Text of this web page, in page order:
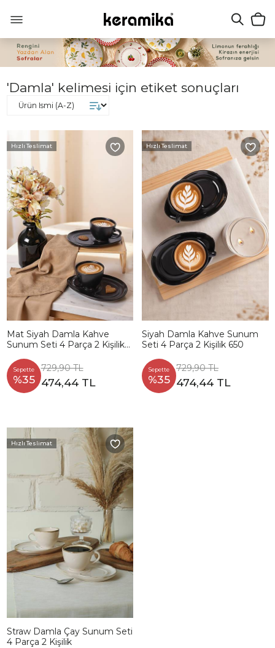
'Damla' kelimesi için etiket sonuçları
Hızlı Teslimat
Mat Siyah Damla Kahve
Sunum Seti 4 Parça 2 Kişilik
Sepette
%35
729,90 TL
474,44 TL
Hızlı Teslimat
Siyah Damla Kahve Sunum
Seti 4 Parça 2 Kişilik 650
Sepette
%35
729,90 TL
474,44 TL
Hızlı Teslimat
Straw Damla Çay Sunum Seti
4 Parça 2 Kişilik